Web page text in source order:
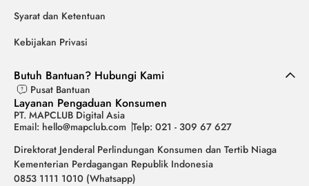
Syarat dan Ketentuan
Kebijakan Privasi
Butuh Bantuan? Hubungi Kami
Pusat Bantuan
Layanan Pengaduan Konsumen
PT. MAPCLUB Digital Asia
Email: hello@mapclub.com Telp: 021 - 309 67 627
Direktorat Jenderal Perlindungan Konsumen dan Tertib Niaga
Kementerian Perdagangan Republik Indonesia
0853 1111 1010 (Whatsapp)